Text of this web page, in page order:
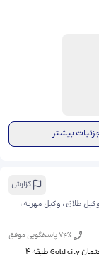
بیشتر
گزارش
، وکیل طلاق ، وکیل مهریه ،
74% پاسخگویی موفق